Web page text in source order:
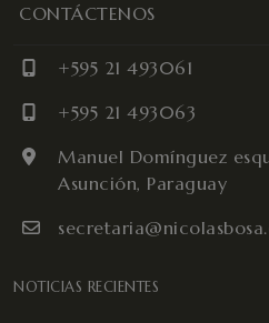
CONTÁCTENOS
+595 21 493061
+595 21 493063
Manuel Domínguez
Asunción, Paraguay
NOTICIAS RECIENTES